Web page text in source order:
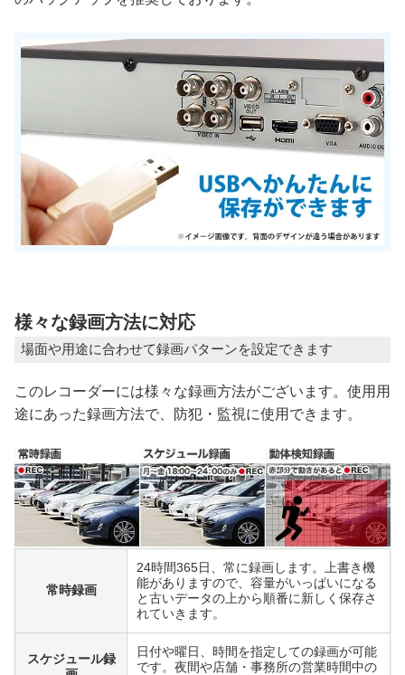
様々な録画方法に対応
場面や用途に合わせて録画パターンを設定できます
このレコーダーには様々な録画方法がございます。使用用
途にあった録画方法で、防犯・監視に使用できます。
常時録画
24時間365日、常に録画します。上書き機
能がありますので、容量がいっぱいになる
と古いデータの上から順番に新しく保存さ
れていきます。
スケジュール録
日付や曜日、時間を指定しての録画が可能
です。夜間や店舗・事務所の営業時間中の